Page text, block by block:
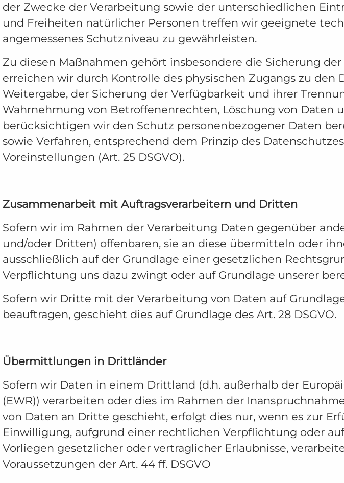
der Zwecke der Verarbeitung sowie der unterschiedlichen
und Freiheiten natürlicher Personen treffen wir geeignete
angemessenes Schutzniveau zu gewährleisten.
Zu diesen Maßnahmen gehört insbesondere die Sicherung
erreichen wir durch Kontrolle des physischen Zugangs zu den
Weitergabe, der Sicherung der Verfügbarkeit und ihrer
Wahrnehmung von Betroffenenrechten, Löschung von Daten
berücksichtigen wir den Schutz personenbezogener Daten
sowie Verfahren, entsprechend dem Prinzip des
Voreinstellungen (Art. 25 DSGVO).
Zusammenarbeit mit Auftragsverarbeitern und Dritten
Sofern wir im Rahmen der Verarbeitung Daten gegenüber
und/oder Dritten) offenbaren, sie an diese übermitteln oder
ausschließlich auf der Grundlage einer gesetzlichen
Verpflichtung uns dazu zwingt oder auf Grundlage unserer
Sofern wir Dritte mit der Verarbeitung von Daten auf
beauftragen, geschieht dies auf Grundlage des Art. 28 DSGVO.
Übermittlungen in Drittländer
Sofern wir Daten in einem Drittland (d.h. außerhalb der
(EWR)) verarbeiten oder dies im Rahmen der
von Daten an Dritte geschieht, erfolgt dies nur, wenn es zur
Einwilligung, aufgrund einer rechtlichen Verpflichtung oder
Vorliegen gesetzlicher oder vertraglicher Erlaubnisse,
Voraussetzungen der Art. 44 ff. DSGVO